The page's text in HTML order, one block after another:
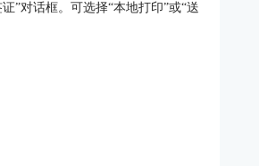
”对话框。可选择“本地打印”或“送